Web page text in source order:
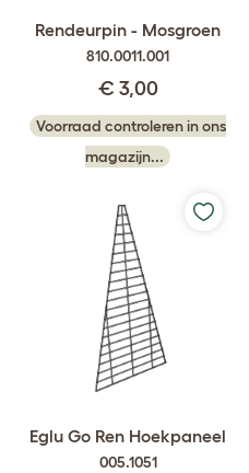
Rendeurpin - Mosgroen
810.0011.001
€ 3,00
Voorraad controleren in ons
magazijn...
Eglu Go Ren Hoekpaneel
005.1051